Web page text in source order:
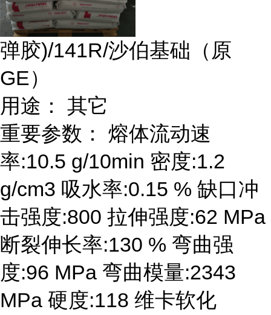
弹胶)/141R/沙伯基础（原
GE）
用途： 其它
重要参数： 熔体流动速
率:10.5 g/10min 密度:1.2
g/cm3 吸水率:0.15 % 缺口冲
击强度:800 拉伸强度:62 MPa
断裂伸长率:130 % 弯曲强
度:96 MPa 弯曲模量:2343
MPa 硬度:118 维卡软化